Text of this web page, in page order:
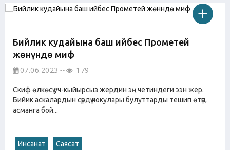
Бийлик кудайына баш ийбес Прометей
жөнүндө миф
07.06.2023 179
Скиф өлкөсү уч-кыйырсыз жердин эң четиндеги ээн жер.
Бийик аскалардын сүрдүү чокулары булуттарды тешип өтүп,
асманга бой...
Инсанат Саясат